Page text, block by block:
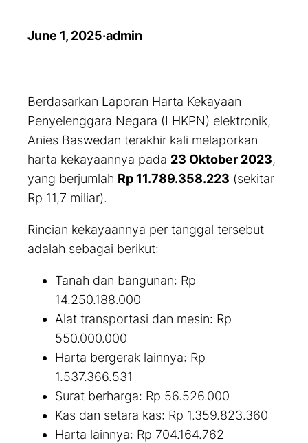
June 1, 2025·admin
Berdasarkan Laporan Harta Kekayaan
Penyelenggara Negara (LHKPN) elektronik,
Anies Baswedan terakhir kali melaporkan
harta kekayaannya pada 23 Oktober 2023,
yang berjumlah Rp 11.789.358.223 (sekitar
Rp 11,7 miliar).
Rincian kekayaannya per tanggal tersebut
adalah sebagai berikut:
Tanah dan bangunan: Rp
14.250.188.000
Alat transportasi dan mesin: Rp
550.000.000
Harta bergerak lainnya: Rp
1.537.366.531
Surat berharga: Rp 56.526.000
Kas dan setara kas: Rp 1.359.823.360
Harta lainnya: Rp 704.164.762